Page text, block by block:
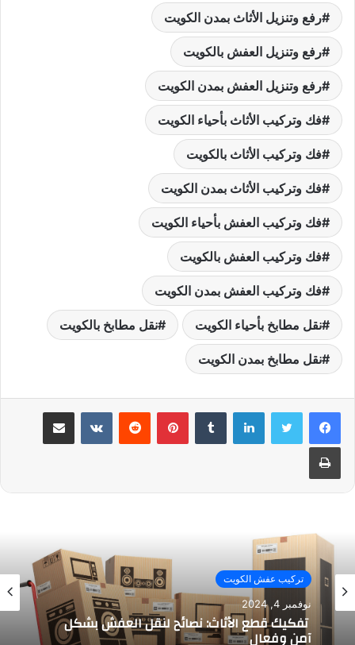
رفع وتنزيل الأثاث بمدن الكويت
رفع وتنزيل العفش بالكويت
رفع وتنزيل العفش بمدن الكويت
فك وتركيب الأثاث بأحياء الكويت
فك وتركيب الأثاث بالكويت
فك وتركيب الأثاث بمدن الكويت
فك وتركيب العفش بأحياء الكويت
فك وتركيب العفش بالكويت
فك وتركيب العفش بمدن الكويت
نقل مطابخ بأحياء الكويت نقل مطابخ بالكويت
نقل مطابخ بمدن الكويت
لينكدإن بينتيريست مشاركة عبر البريد
طباعة
تركيب عفش الكويت
نوفمبر 4, 2024
تفكيك قطع الأثاث: نصائح لنقل العفش بشكل
آمن وفعال